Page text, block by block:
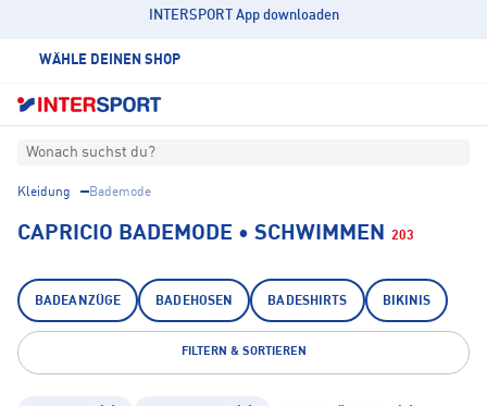
INTERSPORT App downloaden
WÄHLE DEINEN SHOP
Wonach suchst du?
Kleidung Bademode
CAPRICIO BADEMODE • SCHWIMMEN 203
BADEANZÜGE BADEHOSEN BADESHIRTS BIKINIS
FILTERN & SORTIEREN